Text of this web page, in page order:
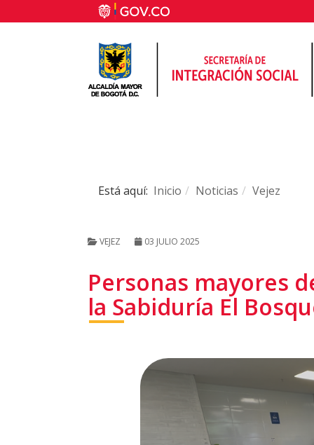
Está aquí: Inicio Noticias Vejez
VEJEZ 03 JULIO 2025
Personas mayores
la Sabiduría El